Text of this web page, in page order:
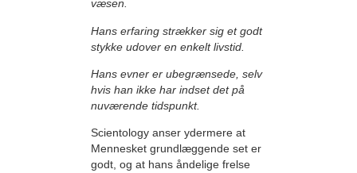
væsen.
Hans erfaring strækker sig et godt
stykke udover en enkelt livstid.
Hans evner er ubegrænsede, selv
hvis han ikke har indset det på
nuværende tidspunkt.
Scientology anser ydermere at
Mennesket grundlæggende set er
godt, og at hans åndelige frelse